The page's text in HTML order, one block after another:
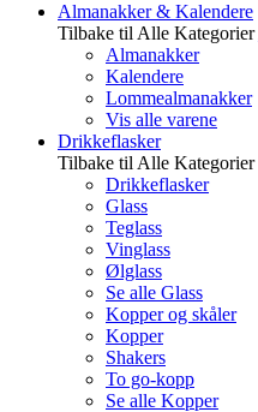
Almanakker & Kalendere
Tilbake til Alle Kategorier
Almanakker
Kalendere
Lommealmanakker
Vis alle varene
Drikkeflasker
Tilbake til Alle Kategorier
Drikkeflasker
Glass
Teglass
Vinglass
Ølglass
Se alle Glass
Kopper og skåler
Kopper
Shakers
To go-kopp
Se alle Kopper